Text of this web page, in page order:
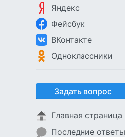
Яндекс
Фейсбук
ВКонтакте
Одноклассники
Задать вопрос
Главная страница
Последние ответы